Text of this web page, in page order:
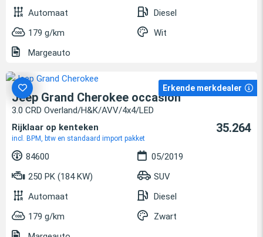
Automaat
Diesel
179 g/km
Wit
Margeauto
Erkende merkdealer
Jeep Grand Cherokee occasion
3.0 CRD Overland/H&K/AVV/4x4/LED
Rijklaar op kenteken
incl. BPM, btw en standaard import pakket
35.264
84600
05/2019
250 PK (184 KW)
SUV
Automaat
Diesel
179 g/km
Zwart